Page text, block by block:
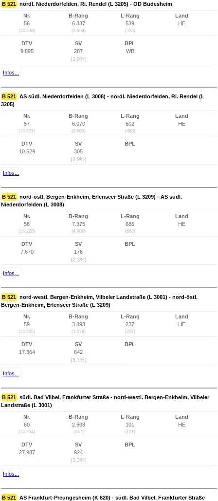
B 521 nördl. Niederdorfelden, Ri. Rendel (L 3205) - OD Büdesheim
Nr.
56
(14.238)
B-Rang
6.337
(3.954)
L-Rang
539
(524)
Land
HE
DTV
9.895
SV
287
(2,9%)
BPL
WB
Infos...
B 521 AS südl. Niederdorfelden (L 3008) - nördl. Niederdorfelden, Ri. Rendel (L
3205)
Nr.
57
(14.237)
B-Rang
6.070
(3.689)
L-Rang
502
(488)
Land
HE
DTV
10.529
SV
305
(2,9%)
BPL
Infos...
B 521 nord-östl. Bergen-Enkheim, Erlenseer Straße (L 3209) - AS südl.
Niederdorfelden (L 3008)
Nr.
58
(14.236)
B-Rang
7.375
(4.986)
L-Rang
685
(668)
Land
HE
DTV
7.670
SV
176
(2,3%)
BPL
Infos...
B 521 nord-westl. Bergen-Enkheim, Vilbeler Landstraße (L 3001) - nord-östl.
Bergen-Enkheim, Erlenseer Straße (L 3209)
Nr.
59
(14.235)
B-Rang
3.893
(1.579)
L-Rang
237
(227)
Land
HE
DTV
17.364
SV
642
(3,7%)
BPL
Infos...
B 521 südl. Bad Vilbel, Frankfurter Straße - nord-westl. Bergen-Enkheim, Vilbeler
Landstraße (L 3001)
Nr.
60
(14.234)
B-Rang
2.608
(547)
L-Rang
101
(101)
Land
HE
DTV
27.987
SV
924
(3,3%)
BPL
Infos...
B 521 AS Frankfurt-Preungesheim (K 820) - südl. Bad Vilbel, Frankfurter Straße